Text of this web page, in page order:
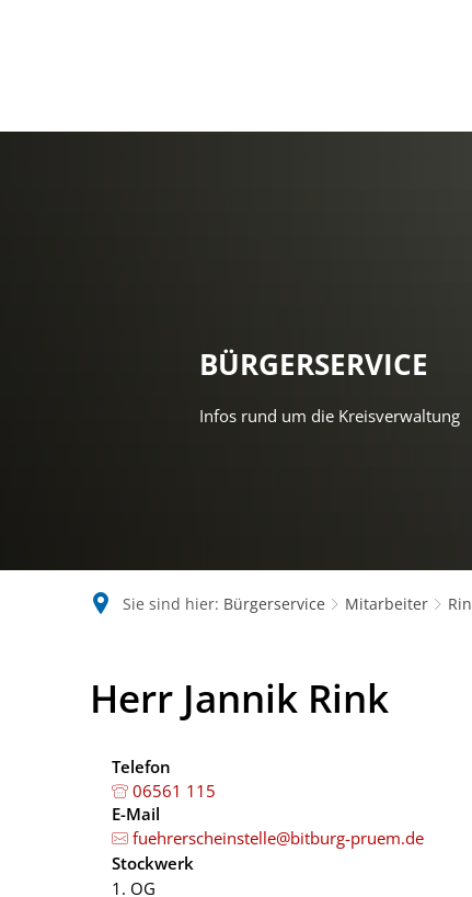
BÜRGERSERVICE
Infos rund um die Kreisverwaltung
Sie sind hier: Bürgerservice Mitarbeiter
Herr Jannik Rink
Telefon
06561 115
E-Mail
fuehrerscheinstelle@bitburg-pruem.de
Stockwerk
1. OG